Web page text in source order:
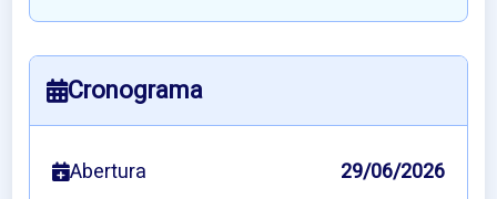
Cronograma
Abertura
29/06/2026